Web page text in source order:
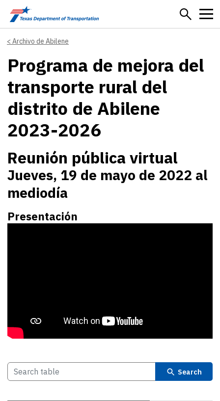
Skip to main content
Archivo de Abilene
Programa de mejora del
transporte rural del
distrito de Abilene
2023-2026
Reunión pública virtual
Jueves, 19 de mayo de 2022 al
mediodía
Presentación
Search